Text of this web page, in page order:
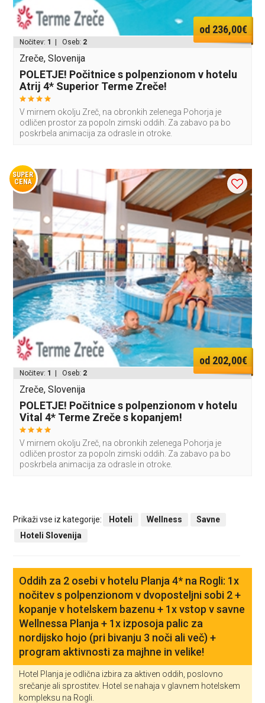
od 236,00€
Nočitev: 1 | Oseb: 2
Zreče, Slovenija
POLETJE! Počitnice s polpenzionom v hotelu
Atrij 4* Superior Terme Zreče!
V mirnem okolju Zreč, na obronkih zelenega Pohorja je
odličen prostor za popoln zimski oddih. Za zabavo pa bo
poskrbela animacija za odrasle in otroke.
SUPER
CENA
od 202,00€
Nočitev: 1 | Oseb: 2
Zreče, Slovenija
POLETJE! Počitnice s polpenzionom v hotelu
Vital 4* Terme Zreče s kopanjem!
V mirnem okolju Zreč, na obronkih zelenega Pohorja je
odličen prostor za popoln zimski oddih. Za zabavo pa bo
poskrbela animacija za odrasle in otroke.
Prikaži vse iz kategorije: Hoteli Wellness
Savne
Hoteli Slovenija
Oddih za 2 osebi v hotelu Planja 4* na Rogli: 1x
nočitev s polpenzionom v dvoposteljni sobi 2 +
kopanje v hotelskem bazenu + 1x vstop v savne
Wellnessa Planja + 1x izposoja palic za
nordijsko hojo (pri bivanju 3 noči ali več) +
program aktivnosti za majhne in velike!
Hotel Planja je odlična izbira za aktiven oddih, poslovno
srečanje ali sprostitev. Hotel se nahaja v glavnem hotelskem
kompleksu na Rogli.